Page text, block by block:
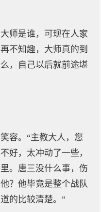
师是谁，可现在人家
不知趣，大师真的到
，自己以后就前途堪
容。“主教大人，您
好，太冲动了一些，
。唐三没什么事，伤
？他毕竟是整个战队
的比较清楚。”